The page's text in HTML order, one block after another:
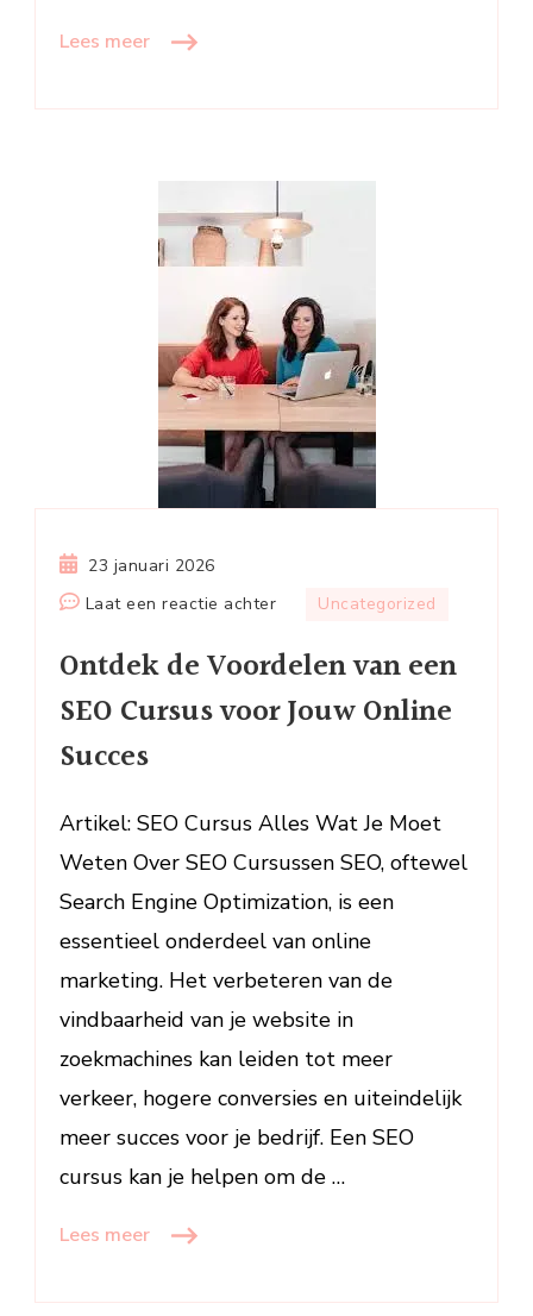
Lees meer
23 januari 2026
Laat een reactie achterop
de
Voordelen
van
Cursus
Online
Succes
Uncategorized
Ontdek de Voordelen van een
SEO Cursus voor Jouw Online
Succes
Artikel: SEO Cursus Alles Wat Je Moet
Weten Over SEO Cursussen SEO, oftewel
Search Engine Optimization, is een
essentieel onderdeel van online
marketing. Het verbeteren van de
vindbaarheid van je website in
zoekmachines kan leiden tot meer
verkeer, hogere conversies en uiteindelijk
meer succes voor je bedrijf. Een SEO
cursus kan je helpen om de …
Lees meer